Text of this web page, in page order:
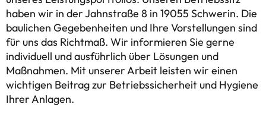
haben wir in der Jahnstraße 8 in 19055 Schwerin. Die
baulichen Gegebenheiten und Ihre Vorstellungen sind
für uns das Richtmaß. Wir informieren Sie gerne
individuell und ausführlich über Lösungen und
Maßnahmen. Mit unserer Arbeit leisten wir einen
wichtigen Beitrag zur Betriebssicherheit und Hygiene
Ihrer Anlagen.